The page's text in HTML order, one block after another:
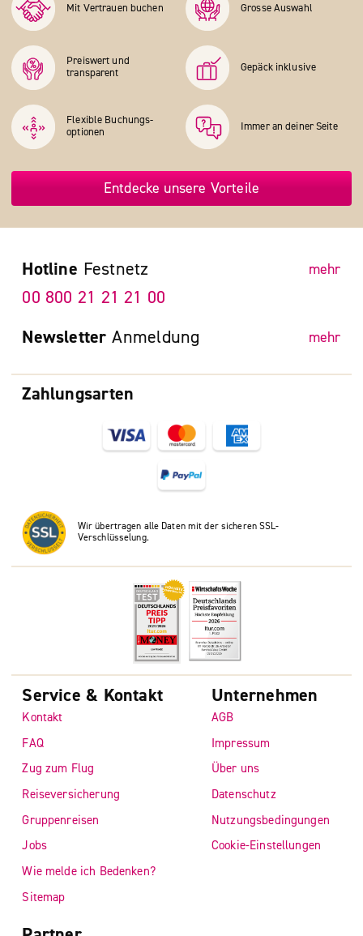
Mit Vertrauen buchen Grosse Auswahl
Preiswert und
transparent
Gepäck inklusive
Flexible Buchungs­
optionen
Immer an deiner Seite
Entdecke unsere Vorteile
Zahlungsarten
Wir übertragen alle Daten mit der sicheren SSL-
Verschlüsselung.
Hotline Festnetz mehr
00 800 21 21 21 00
Newsletter Anmeldung mehr
Service & Kontakt
Kontakt
FAQ
Zug zum Flug
Reiseversicherung
Gruppenreisen
Jobs
Wie melde ich Bedenken?
Sitemap
Unternehmen
AGB
Impressum
Über uns
Datenschutz
Nutzungsbedingungen
Cookie-Einstellungen